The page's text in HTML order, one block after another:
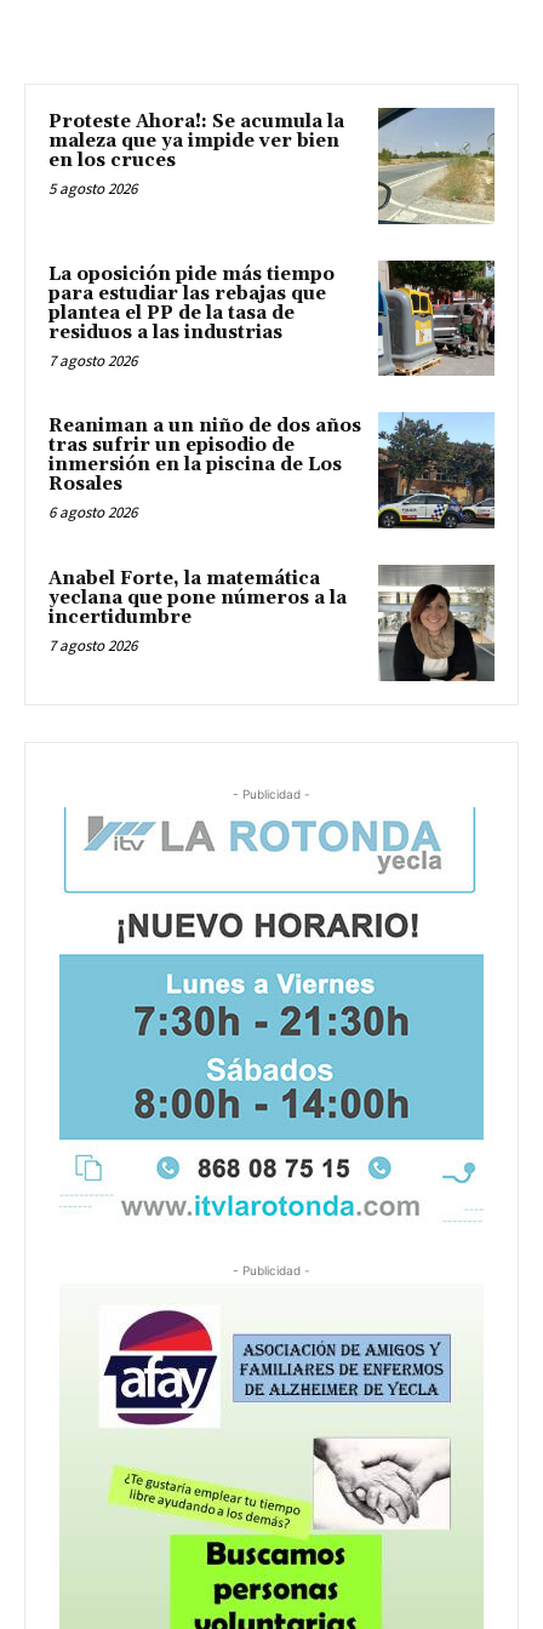
Proteste Ahora!: Se acumula la
maleza que ya impide ver bien
en los cruces
5 agosto 2026
La oposición pide más tiempo
para estudiar las rebajas que
plantea el PP de la tasa de
residuos a las industrias
7 agosto 2026
Reaniman a un niño de dos años
tras sufrir un episodio de
inmersión en la piscina de Los
Rosales
6 agosto 2026
Anabel Forte, la matemática
yeclana que pone números a la
incertidumbre
7 agosto 2026
- Publicidad -
- Publicidad -